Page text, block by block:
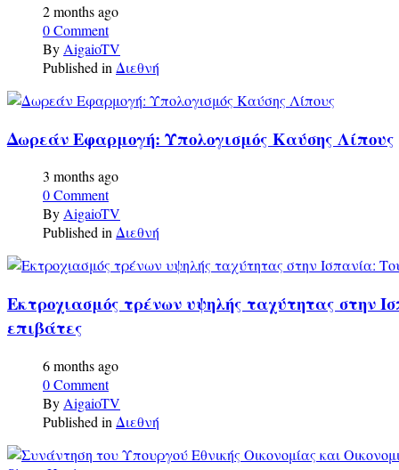
2 months ago
0 Comment
By AigaioTV
Published in Διεθνή
Δωρεάν Εφαρμογή: Υπολογισμός Καύσης Λίπους
3 months ago
0 Comment
ByAigaioTV
Published inΔιεθνή
Εκτροχιασμός τρένων υψηλής ταχύτητας στην
επιβάτες
6 months ago
0 Comment
By AigaioTV
Published in Διεθνή